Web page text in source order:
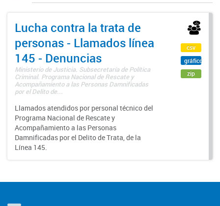
Lucha contra la trata de
personas - Llamados línea
145 - Denuncias
Ministerio de Justicia. Subsecretaría de Política
Criminal. Programa Nacional de Rescate y
Acompañamiento a las Personas Damnificadas
por el Delito de...
Llamados atendidos por personal técnico del
Programa Nacional de Rescate y
Acompañamiento a las Personas
Damnificadas por el Delito de Trata, de la
Línea 145.
csv
gráfico
zip